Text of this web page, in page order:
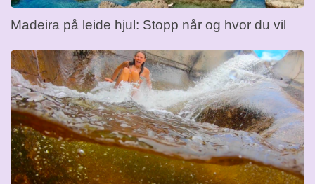
Madeira på leide hjul: Stopp når og hvor du vil